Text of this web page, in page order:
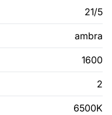
21/5
ambra
1600
2
6500K